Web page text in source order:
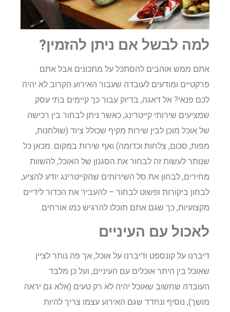
למה לבשל אם ניתן להזמין?
אתם ממש אוהבים להסתכל על מתכונים אבל אתם
פרקטיים ומודעים לעובדה שעבור האירוע הקרוב לא יהיה
לכם פנאי? אל דאגה, בדיוק עבור כך קיימים בתי עסק
שמציעים שירותי קייטרינג, כאשר ניתן לבחור בין רכישה
של אוכל מוכן לבין שירות מקיף שכולל ציוד (שולחנות,
מפות, סכום, צלחות וכדומה) ואף שירות במקום. מכאן כל
שנותר לעשות זה לבחור את הסגנון של האוכל, להשוות
מחירים, לבחון את סל השירותים שהקייטרינג יודע להציע,
לבחון ביקורות ופשוט לבחור – להעביר את הכדור לידיים
מקצועיות, כך שגם אתם תוכלו להרגיש כמו אורחים.
לאכול עם העיניים
דיברנו על קונספט ודיברנו על אוכל, אך פה נותר לציין
שאוכל בין היתר אוכלים עם העיניים, ועל כן מלבד
העובדה שחשוב שאוכל יהיה לא רק טעים (אלא גם יראה
מושך), נוסיף ונחדד שגם האירוע עצמו צריך להיות